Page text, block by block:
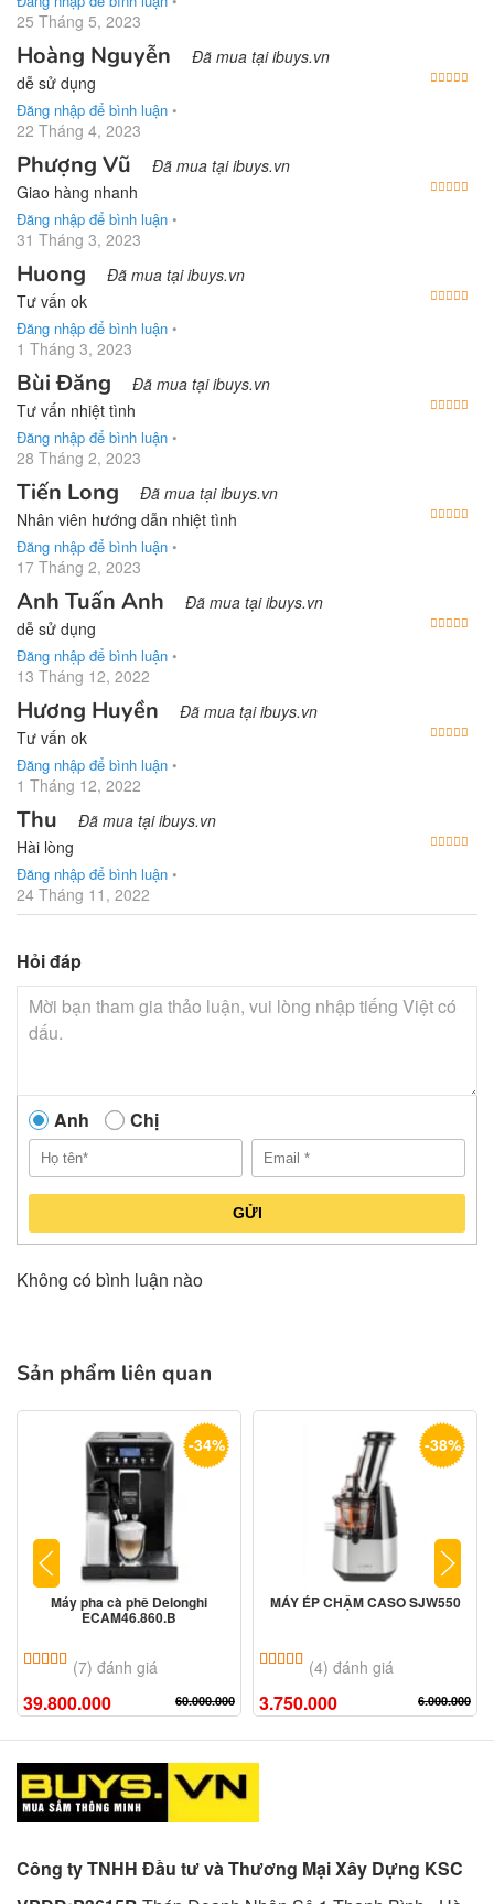
25 Tháng 5, 2023
Hoàng Nguyễn Đã mua tại ibuys.vn
dễ sử dụng
Đăng nhập để bình luận •
22 Tháng 4, 2023
Phượng Vũ Đã mua tại ibuys.vn
Giao hàng nhanh
Đăng nhập để bình luận •
31 Tháng 3, 2023
Huong Đã mua tại ibuys.vn
Tư vấn ok
Đăng nhập để bình luận •
1 Tháng 3, 2023
Bùi Đăng Đã mua tại ibuys.vn
Tư vấn nhiệt tình
Đăng nhập để bình luận •
28 Tháng 2, 2023
Tiến Long Đã mua tại ibuys.vn
Nhân viên hướng dẫn nhiệt tình
Đăng nhập để bình luận •
17 Tháng 2, 2023
Anh Tuấn Anh Đã mua tại ibuys.vn
dễ sử dụng
Đăng nhập để bình luận •
13 Tháng 12, 2022
Hương Huyền Đã mua tại ibuys.vn
Tư vấn ok
Đăng nhập để bình luận •
1 Tháng 12, 2022
Thu Đã mua tại ibuys.vn
Hài lòng
Đăng nhập để bình luận •
24 Tháng 11, 2022
Hỏi đáp
Anh Chị
GỬI
Không có bình luận nào
Sản phẩm liên quan
-34%
Máy pha cà phê Delonghi
ECAM46.860.B
5.00 trên 5 dựa trên
(7) đánh giá
39.800.000 60.000.000
-38%
MÁY ÉP CHẬM CASO SJW550
5.00 trên 5 dựa trên
(4) đánh giá
3.750.000 6.000.000
Công ty TNHH Đầu tư và Thương Mại Xây Dựng KSC